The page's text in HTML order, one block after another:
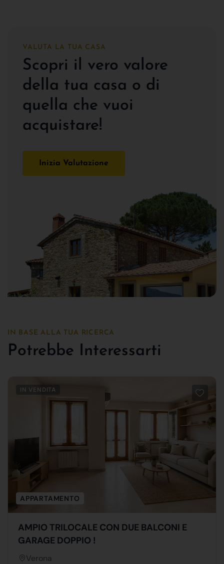
VALUTA LA TUA CASA
Scopri il vero valore
della tua casa o di
quella che vuoi
acquistare!
Inizia Valutazione
IN BASE ALLA TUA RICERCA
Potrebbe Interessarti
IN VENDITA
APPARTAMENTO
AMPIO TRILOCALE CON DUE BALCONI E
GARAGE DOPPIO !
Verona